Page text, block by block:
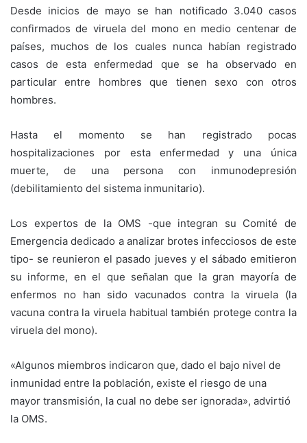
Desde inicios de mayo se han notificado 3.040 casos
confirmados de viruela del mono en medio centenar de
países, muchos de los cuales nunca habían registrado
casos de esta enfermedad que se ha observado en
particular entre hombres que tienen sexo con otros
hombres.
Hasta el momento se han registrado pocas
hospitalizaciones por esta enfermedad y una única
muerte, de una persona con inmunodepresión
(debilitamiento del sistema inmunitario).
Los expertos de la OMS -que integran su Comité de
Emergencia dedicado a analizar brotes infecciosos de este
tipo- se reunieron el pasado jueves y el sábado emitieron
su informe, en el que señalan que la gran mayoría de
enfermos no han sido vacunados contra la viruela (la
vacuna contra la viruela habitual también protege contra la
viruela del mono).
«Algunos miembros indicaron que, dado el bajo nivel de
inmunidad entre la población, existe el riesgo de una
mayor transmisión, la cual no debe ser ignorada», advirtió
la OMS.